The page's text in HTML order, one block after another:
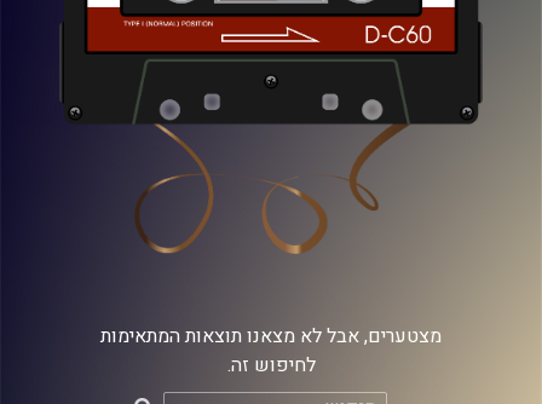
מצטערים, אבל לא מצאנו תוצאות המתאימות
לחיפוש זה.